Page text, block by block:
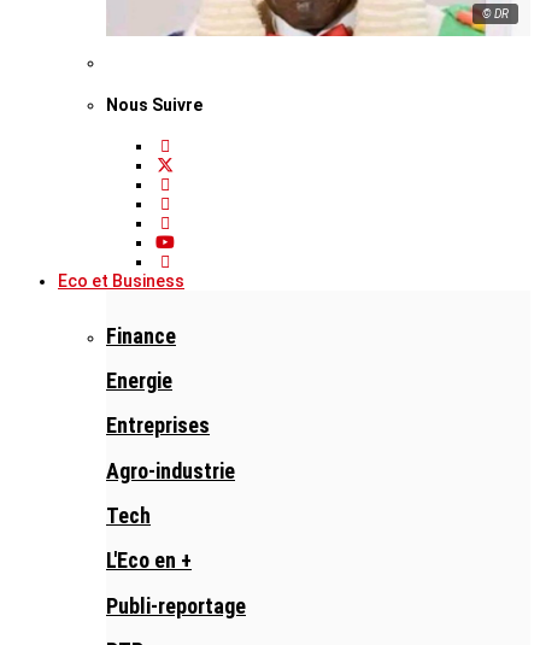
© DR
Nous Suivre
Eco et Business
Finance
Energie
Entreprises
Agro-industrie
Tech
L'Eco en +
Publi-reportage